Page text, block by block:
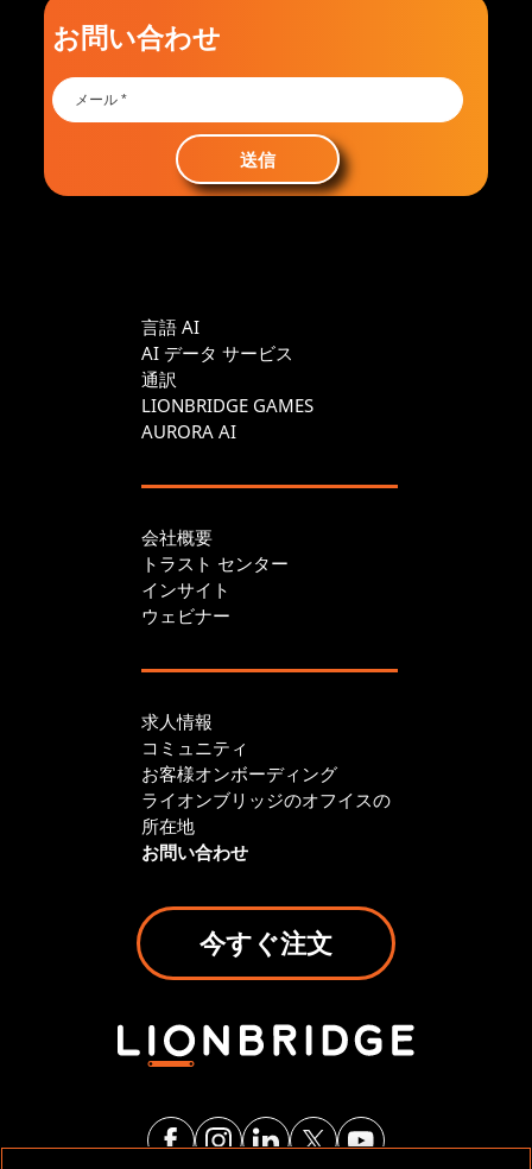
お問い合わせ
送信
言語 AI
AI データ サービス
通訳
LIONBRIDGE GAMES
AURORA AI
会社概要
トラスト センター
インサイト
ウェビナー
求人情報
コミュニティ
お客様オンボーディング
ライオンブリッジのオフイスの
所在地
お問い合わせ
今すぐ注文